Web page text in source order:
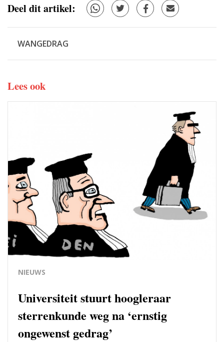
Deel dit artikel:
WANGEDRAG
Lees ook
NIEUWS
Universiteit stuurt hoogleraar
sterrenkunde weg na ‘ernstig
ongewenst gedrag’